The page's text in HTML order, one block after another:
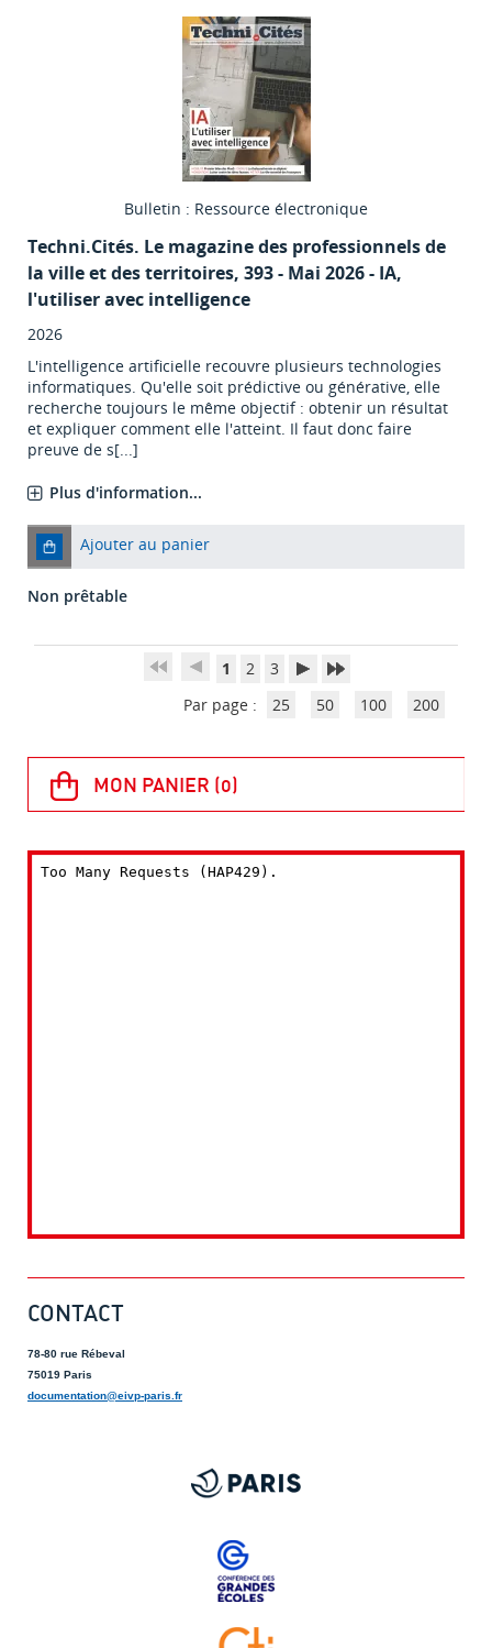
Bulletin : Ressource électronique
Techni.Cités. Le magazine des professionnels de
la ville et des territoires, 393 - Mai 2026 - IA,
l'utiliser avec intelligence
2026
L'intelligence artificielle recouvre plusieurs technologies
informatiques. Qu'elle soit prédictive ou générative, elle
recherche toujours le même objectif : obtenir un résultat
et expliquer comment elle l'atteint. Il faut donc faire
preuve de s[...]
Plus d'information...
Ajouter au panier
Non prêtable
1 2
3
Par page :
25 50 100 200
CONTACT
78-80 rue Rébeval
75019 Paris
documentation@eivp-paris.fr